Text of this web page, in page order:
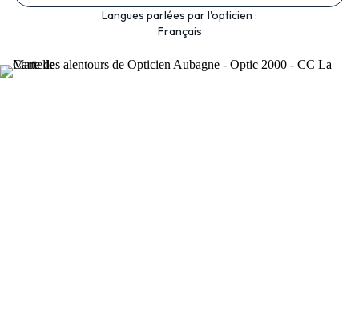
Langues parlées par l'opticien :
Français